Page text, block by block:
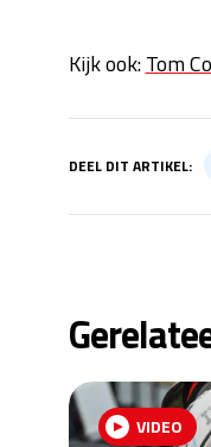
Kijk ook:Tom
DEEL DIT ARTIKEL:
VIDEO